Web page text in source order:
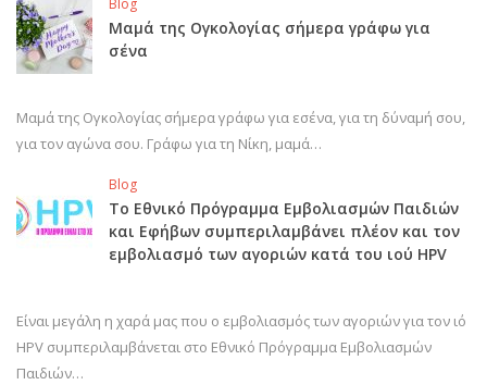
Blog
Μαμά της Ογκολογίας σήμερα γράφω για
σένα
Μαμά της Ογκολογίας σήμερα γράφω για εσένα, για τη δύναμή σου,
για τον αγώνα σου. Γράφω για τη Νίκη, μαμά…
Blog
Το Εθνικό Πρόγραμμα Εμβολιασμών Παιδιών
και Εφήβων συμπεριλαμβάνει πλέον και τον
εμβολιασμό των αγοριών κατά του ιού HPV
Είναι μεγάλη η χαρά μας που ο εμβολιασμός των αγοριών για τον ιό
HPV συμπεριλαμβάνεται στο Εθνικό Πρόγραμμα Εμβολιασμών
Παιδιών…